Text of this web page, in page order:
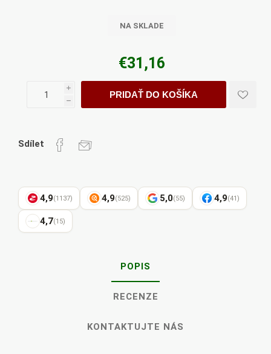
NA SKLADE
€31,16
i
h
PRIDAŤ DO KOŠÍKA
Sdílet
4,9(1137) 4,9(525) 5,0(55) 4,9(41)
4,7(15)
POPIS
RECENZE
KONTAKTUJTE NÁS